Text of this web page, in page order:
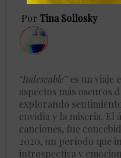
​PorTina Sollosky
“Indeseable”es un viaje
aspectos más oscuros
explorando
envidia y la miseria. El
canciones, fue
2020, un período que
introspectiva y